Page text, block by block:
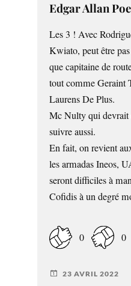
Edgar Allan Poe
Les 3 ! Avec
Kwiato, peut être
que capitaine de
tout comme Geraint
Laurens De Plus.
Mc Nulty qui devrait
suivre aussi.
En fait, on revient
les armadas Ineos,
seront difficiles à
Cofidis à un degré
0 0
23 AVRIL 2022